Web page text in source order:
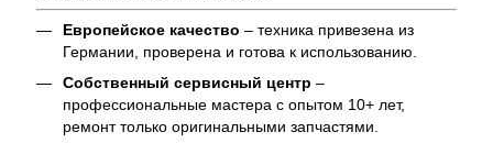
Европейское качество – техника привезена из
Германии, проверена и готова к использованию.
Собственный сервисный центр –
профессиональные мастера с опытом 10+ лет,
ремонт только оригинальными запчастями.